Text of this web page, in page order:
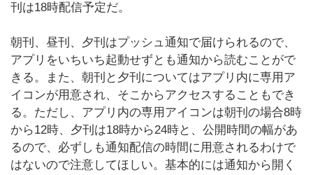
刊は18時配信予定だ。
朝刊、昼刊、夕刊はプッシュ通知で届けられるので、
アプリをいちいち起動せずとも通知から読むことがで
きる。また、朝刊と夕刊についてはアプリ内に専用ア
イコンが用意され、そこからアクセスすることもでき
る。ただし、アプリ内の専用アイコンは朝刊の場合8時
から12時、夕刊は18時から24時と、公開時間の幅があ
るので、必ずしも通知配信の時間に用意されるわけで
はないので注意してほしい。基本的には通知から開く